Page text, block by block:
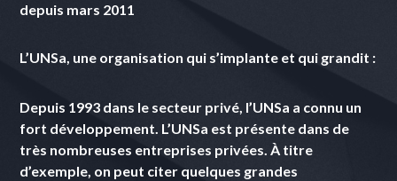
depuis mars 2011
L’UNSa, une organisation qui s’implante et qui grandit :
Depuis 1993 dans le secteur privé, l’UNSa a connu un
fort développement. L’UNSa est présente dans de
très nombreuses entreprises privées. À titre
d’exemple, on peut citer quelques grandes